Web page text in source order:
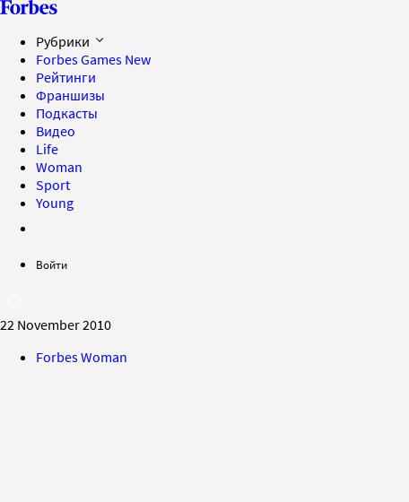
Рубрики
Forbes Games New
Рейтинги
Франшизы
Подкасты
Видео
Life
Woman
Sport
Young
Войти
22 November 2010
Forbes Woman